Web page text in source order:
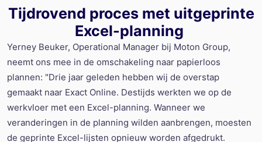
Tijdrovend proces met uitgeprinte
Excel-planning
Yerney Beuker, Operational Manager bij Moton Group,
neemt ons mee in de omschakeling naar papierloos
plannen: "Drie jaar geleden hebben wij de overstap
gemaakt naar Exact Online. Destijds werkten we op de
werkvloer met een Excel-planning. Wanneer we
veranderingen in de planning wilden aanbrengen, moesten
de geprinte Excel-lijsten opnieuw worden afgedrukt.